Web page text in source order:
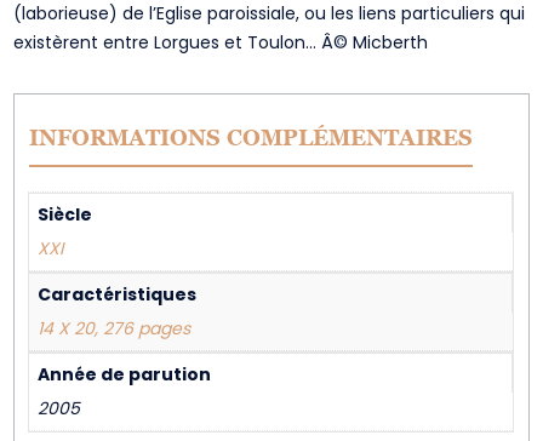
(laborieuse) de l’Eglise paroissiale, ou les liens particuliers qui
existèrent entre Lorgues et Toulon… Â© Micberth
INFORMATIONS COMPLÉMENTAIRES
Siècle
XXI
Caractéristiques
14 X 20, 276 pages
Année de parution
2005